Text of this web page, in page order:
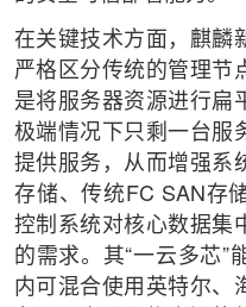
在关键技术方面，麒麟
严格区分传统的管理节
是将服务器资源进行扁
极端情况下只剩一台服
提供服务，从而增强系
存储、传统FC SAN存
控制系统对核心数据集
的需求。其“一云多芯”
内可混合使用英特尔、